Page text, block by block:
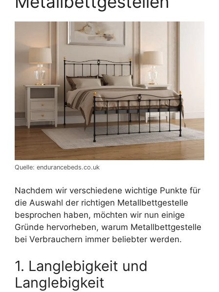
Quelle: endurancebeds.co.uk
Nachdem wir verschiedene wichtige Punkte für
die Auswahl der richtigen Metallbettgestelle
besprochen haben, möchten wir nun einige
Gründe hervorheben, warum Metallbettgestelle
bei Verbrauchern immer beliebter werden.
1. Langlebigkeit und
Langlebigkeit